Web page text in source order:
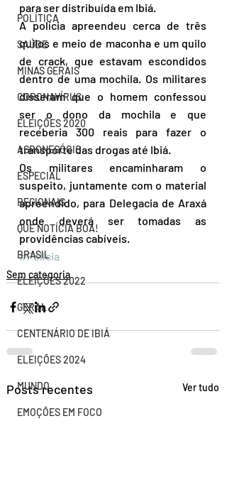
POLÍTICA
SAÚDE
MINAS GERAIS
CORONAVÍRUS
ELEIÇÕES 2020
AGRONEGÓCIO
ESPECIAL
REGIONAIS
QUE NOTÍCIA BOA!
BRASIL
ELEIÇÕES 2022
GERAL
CENTENÁRIO DE IBIÁ
ELEIÇÕES 2024
MUNDO
EMOÇÕES EM FOCO
para ser distribuída em Ibiá.
A polícia apreendeu cerca de três
quilos e meio de maconha e um quilo
de crack, que estavam escondidos
dentro de uma mochila. Os militares
disseram que o homem confessou
ser o dono da mochila e que
receberia 300 reais para fazer o
transporte das drogas até Ibiá.
Os militares encaminharam o
suspeito, juntamente com o material
apreendido, para Delegacia de Araxá
onde deverá ser tomadas as
providências cabíveis.
#Polícia
Sem categoria
Posts recentes Ver tudo